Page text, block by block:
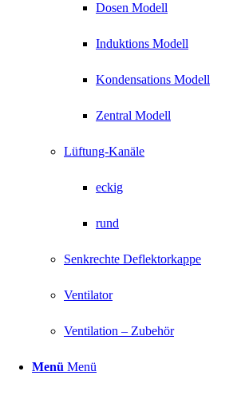
Dosen Modell
Induktions Modell
Kondensations Modell
Zentral Modell
Lüftung-Kanäle
eckig
rund
Senkrechte Deflektorkappe
Ventilator
Ventilation – Zubehör
Menü Menü